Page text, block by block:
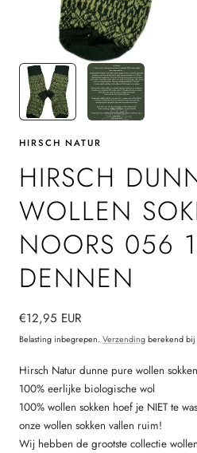
HIRSCH NATUR
HIRSCH
WOLLEN
NOORS 056
DENNEN
Normale
prijs
€12,95 EUR
Belasting inbegrepen. Verzendingberekend
Hirsch Natur dunne pure wollen
100% eerlijke biologische wol
100% wollen sokken hoef je NIET te
onze wollen sokken vallen ruim!
Wij hebben de grootste collectie